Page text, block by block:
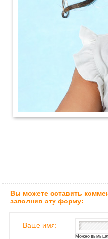
Вы можете оставить
заполнив эту форму:
Ваше имя:
Можно